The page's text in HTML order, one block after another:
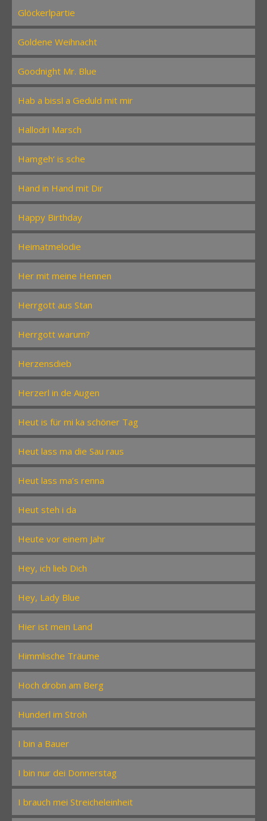
Glöckerlpartie
Goldene Weihnacht
Goodnight Mr. Blue
Hab a bissl a Geduld mit mir
Hallodri Marsch
Hamgeh‘ is sche
Hand in Hand mit Dir
Happy Birthday
Heimatmelodie
Her mit meine Hennen
Herrgott aus Stan
Herrgott warum?
Herzensdieb
Herzerl in de Augen
Heut is für mi ka schöner Tag
Heut lass ma die Sau raus
Heut lass ma’s renna
Heut steh i da
Heute vor einem Jahr
Hey, ich lieb Dich
Hey, Lady Blue
Hier ist mein Land
Himmlische Träume
Hoch drobn am Berg
Hunderl im Stroh
I bin a Bauer
I bin nur dei Donnerstag
I brauch mei Streicheleinheit